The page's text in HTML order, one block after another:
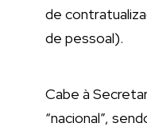
de
de pessoal).
Cabe à
“nacional”,